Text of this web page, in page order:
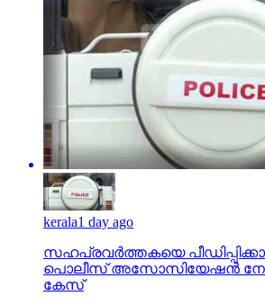
kerala1 day ago
സഹപ്രവര്‍ത്തകയെ
പൊലീസ് അസോസിയേഷന്‍
കേസ്